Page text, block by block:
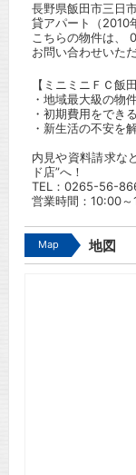
長野県飯田市三日
貸アパート（2010
こちらの物件は、
お問い合わせいた
【ミニミニＦＣ飯
・地域最大級の物
・初期費用をでき
・新生活の不安を
内見や資料請求な
ド店”へ！
TEL： 0265-56-
営業時間：10:00
Map 地図